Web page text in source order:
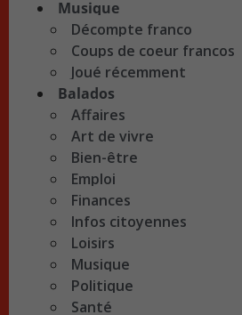
Musique
Décompte franco
Coups de coeur francos
Joué récemment
Balados
Affaires
Art de vivre
Bien-être
Emploi
Finances
Infos citoyennes
Loisirs
Musique
Politique
Santé